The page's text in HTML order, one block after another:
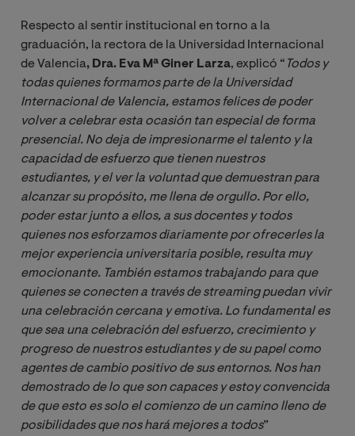
Respecto al sentir institucional en torno a la
graduación, la rectora de la Universidad Internacional
de Valencia, Dra. Eva Mª Giner Larza, explicó “ Todos y
todas quienes formamos parte de la Universidad
Internacional de Valencia, estamos felices de poder
volver a celebrar esta ocasión tan especial de forma
presencial. No deja de impresionarme el talento y la
capacidad de esfuerzo que tienen nuestros
estudiantes, y el ver la voluntad que demuestran para
alcanzar su propósito, me llena de orgullo. Por ello,
poder estar junto a ellos, a sus docentes y todos
quienes nos esforzamos diariamente por ofrecerles la
mejor experiencia universitaria posible, resulta muy
emocionante. También estamos trabajando para que
quienes se conecten a través de streaming puedan vivir
una celebración cercana y emotiva. Lo fundamental es
que sea una celebración del esfuerzo, crecimiento y
progreso de nuestros estudiantes y de su papel como
agentes de cambio positivo de sus entornos. Nos han
demostrado de lo que son capaces y estoy convencida
de que esto es solo el comienzo de un camino lleno de
posibilidades que nos hará mejores a todos”